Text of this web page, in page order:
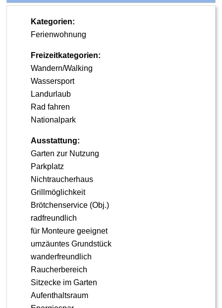
Kategorien:
Ferienwohnung
Freizeitkategorien:
Wandern/Walking
Wassersport
Landurlaub
Rad fahren
Nationalpark
Ausstattung:
Garten zur Nutzung
Parkplatz
Nichtraucherhaus
Grillmöglichkeit
Brötchenservice (Obj.)
radfreundlich
für Monteure geeignet
umzäuntes Grundstück
wanderfreundlich
Raucherbereich
Sitzecke im Garten
Aufenthaltsraum